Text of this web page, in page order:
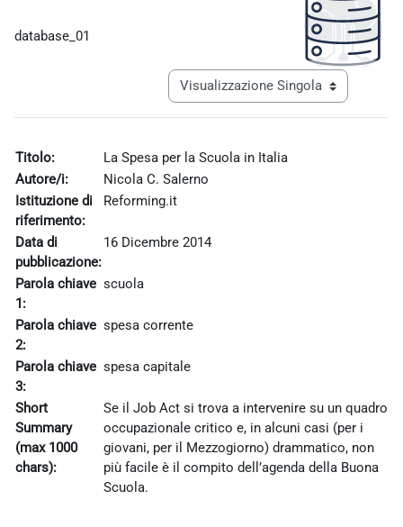
database_01
Navigazione terziaria modalità
Titolo:
La Spesa per la Scuola in Italia
Autore/i:
Nicola C. Salerno
Istituzione di
riferimento:
Reforming.it
Data di
pubblicazione:
16 Dicembre 2014
Parola chiave
1:
scuola
Parola chiave
2:
spesa corrente
Parola chiave
3:
spesa capitale
Short
Summary
(max 1000
chars):
Se il Job Act si trova a intervenire su un quadro
occupazionale critico e, in alcuni casi (per i
giovani, per il Mezzogiorno) drammatico, non
più facile è il compito dell’agenda della Buona
Scuola.